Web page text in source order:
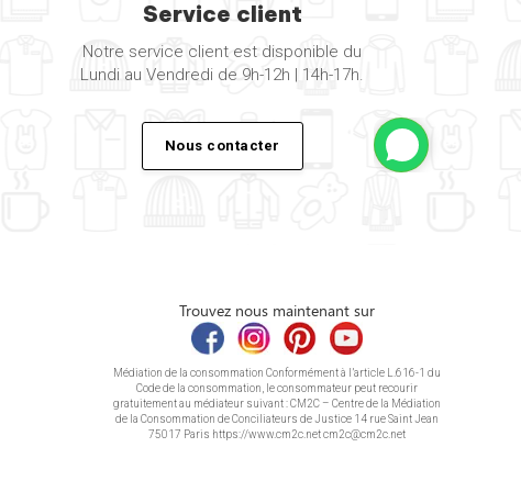
Service client
Notre service client est disponible du
Lundi au Vendredi de 9h-12h | 14h-17h.
Nous contacter
Trouvez nous maintenant sur
Médiation de la consommation Conformément à l’article L.616-1 du
Code de la consommation, le consommateur peut recourir
gratuitement au médiateur suivant : CM2C – Centre de la Médiation
de la Consommation de Conciliateurs de Justice 14 rue Saint Jean
75017 Paris https://www.cm2c.net cm2c@cm2c.net